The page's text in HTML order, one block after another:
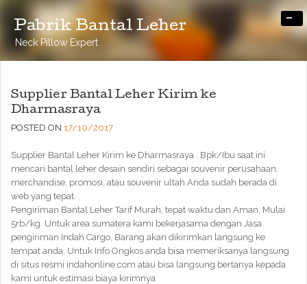
Pabrik Bantal Leher
Neck Pillow Expert
-
Supplier Bantal Leher Kirim ke
Dharmasraya
POSTED ON 17/10/2017
Supplier Bantal Leher Kirim ke Dharmasraya , Bpk/Ibu saat ini
mencari bantal leher desain sendiri sebagai souvenir perusahaan,
merchandise, promosi, atau souvenir ultah Anda sudah berada di
web yang tepat.
Pengiriman Bantal Leher Tarif Murah, tepat waktu dan Aman, Mulai
5rb/kg. Untuk area sumatera kami bekerjasama dengan Jasa
pengiriman Indah Cargo, Barang akan dikirimkan langsung ke
tempat anda. Untuk Info Ongkos anda bisa memeriksanya langsung
di situs resmi indahonline.com atau bisa langsung bertanya kepada
kami untuk estimasi biaya kirimnya